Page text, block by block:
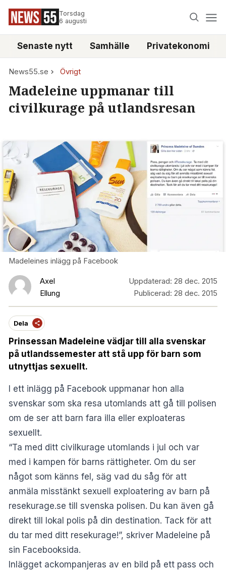
Torsdag
6 augusti
Senaste nytt Samhälle Privatekonomi
News55.se Övrigt
Madeleine uppmanar till
civilkurage på utlandsresan
Madeleines inlägg på Facebook
Axel
Ellung
Uppdaterad: 28 dec. 2015
Publicerad: 28 dec. 2015
Dela
Prinsessan Madeleine vädjar till alla svenskar
på utlandssemester att stå upp för barn som
utnyttjas sexuellt.
I ett inlägg på Facebook uppmanar hon alla
svenskar som ska resa utomlands att gå till polisen
om de ser att barn fara illa eller exploateras
sexuellt.
“Ta med ditt civilkurage utomlands i jul och var
med i kampen för barns rättigheter. Om du ser
något som känns fel, säg vad du såg för att
anmäla misstänkt sexuell exploatering av barn på
resekurage.se till svenska polisen. Du kan även gå
direkt till lokal polis på din destination. Tack för att
du tar med ditt resekurage!”, skriver Madeleine på
sin Facebooksida.
Inlägget ackompanjeras av en bild på ett pass och